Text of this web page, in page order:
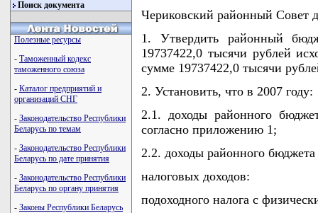
Поиск документа
Полезные ресурсы
- Таможенный кодекс
таможенного союза
- Каталог предприятий и
организаций СНГ
- Законодательство Республики
Беларусь по темам
- Законодательство Республики
Беларусь по дате принятия
- Законодательство Республики
Беларусь по органу принятия
- Законы Республики Беларусь
Чериковский районный
1. Утвердить районный
19737422,0 тысячи рублей
сумме 19737422,0 тысячи
2. Установить, что в 2007 году:
2.1. доходы районного
согласно приложению 1;
2.2. доходы районного
налоговых доходов:
подоходного налога с